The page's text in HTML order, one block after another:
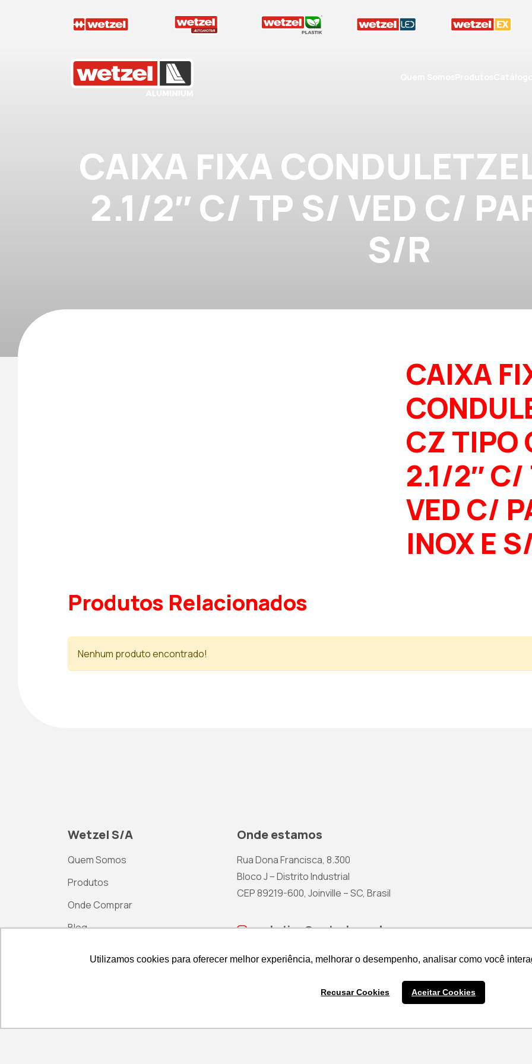
Utilizamos cookies para oferecer melhor experiência, melhorar o desempenho, analisar como você
Recusar Cookies Aceitar Cookies
Utilizamos cookies para oferecer melhor experiência, melhorar o desempenho, analisar como você
Recusar Cookies Aceitar Cookies
CAIXA FIXA
2.1/2″ C/ TP S/ VED C/
S/R
CAIXA
CZ TIPO
2.1/2″
VED C/
INOX E
Produtos Relacionados
Nenhum produto encontrado!
Wetzel S/A
Quem Somos
Produtos
Onde Comprar
Blog
Onde estamos
Rua Dona Francisca, 8.300
Bloco J – Distrito Industrial
CEP 89219-600, Joinville – SC, Brasil
marketing@wetzel.com.br